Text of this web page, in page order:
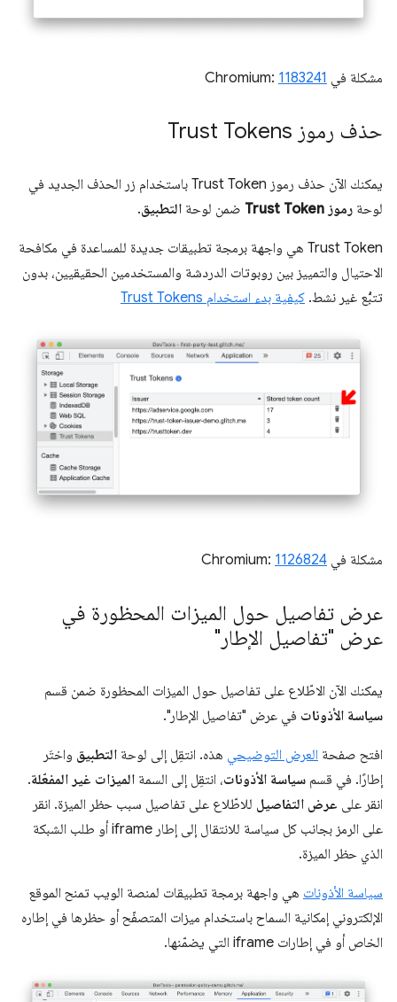
مشكلة في Chromium: 1183241
حذف رموز Trust Tokens
يمكنك الآن حذف رموز Trust Token باستخدام زر الحذف الجديد في
لوحة رموز Trust Token ضمن لوحة التطبيق.
‫Trust Token هي واجهة برمجة تطبيقات جديدة للمساعدة في مكافحة
الاحتيال والتمييز بين روبوتات الدردشة والمستخدمين الحقيقيين، بدون
تتبُّع غير نشط. كيفية بدء استخدام Trust Tokens
مشكلة في Chromium: 1126824
عرض تفاصيل حول الميزات المحظورة في
عرض "تفاصيل الإطار"
يمكنك الآن الاطّلاع على تفاصيل حول الميزات المحظورة ضمن قسم
سياسة الأذونات في عرض "تفاصيل الإطار".
افتح صفحة العرض التوضيحي هذه. انتقِل إلى لوحة التطبيق واختَر
إطارًا. في قسم سياسة الأذونات، انتقِل إلى السمة الميزات غير المفعّلة.
انقر على عرض التفاصيل للاطّلاع على تفاصيل سبب حظر الميزة. انقر
على الرمز بجانب كل سياسة للانتقال إلى إطار iframe أو طلب الشبكة
الذي حظر الميزة.
سياسة الأذونات هي واجهة برمجة تطبيقات لمنصة الويب تمنح الموقع
الإلكتروني إمكانية السماح باستخدام ميزات المتصفّح أو حظرها في إطاره
الخاص أو في إطارات iframe التي يضمّنها.